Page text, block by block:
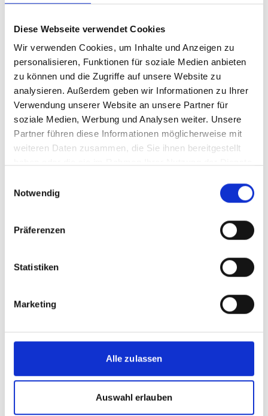
Diese Webseite verwendet Cookies
Wir verwenden Cookies, um Inhalte und Anzeigen zu
personalisieren, Funktionen für soziale Medien anbieten
zu können und die Zugriffe auf unsere Website zu
analysieren. Außerdem geben wir Informationen zu Ihrer
Verwendung unserer Website an unsere Partner für
soziale Medien, Werbung und Analysen weiter. Unsere
Partner führen diese Informationen möglicherweise mit
weiteren Daten zusammen, die Sie ihnen bereitgestellt
Notwendig
Präferenzen
Statistiken
Marketing
Alle zulassen
Auswahl erlauben
Forest, Transparency and Climate Action:
Boost Forest Cover by 2030 for the Paris Goals
Brazilian National Institute for Space Research
(INPE)
20.11.2025 | 15:30Uhr- 16:30Uhr (SA Eastern
Standard Time)
Zeitzone wechseln [?]
vor Ort in Belém, Brazil
Blue Zone, Tent T53, PV-E161
in Indonesien und Brasilien